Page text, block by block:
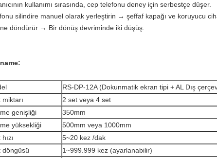
kullanımı sırasında, cep telefonu deney için serbestçe düşer.
silindire manuel olarak yerleştirin → şeffaf kapağı ve koruyucu
döndürür → Bir dönüş devriminde iki düşüş.
RS-DP-12A (Dokunmatik ekran tipi + AL Dış
miktarı
2 set veya 4 set
genişliği
350mm
yüksekliği
500mm veya 1000mm
5~20 kez /dak
döngüsü
1~999.999 kez (ayarlanabilir)